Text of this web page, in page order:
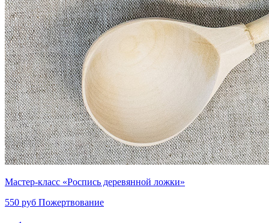
Мастер-класс «Роспись деревянной ложки»
550 руб Пожертвование